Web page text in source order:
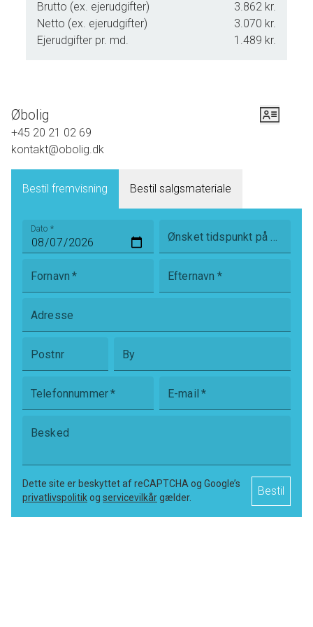
aktivitetshuse, fra byggemarked til specialbutikker, fra
grillen på havnen til gourmet-restauranter.
På Ærø har det kommunalt været en hjertesag, at
man skruer tiden tilbage til dét Danmark, der var engang,
dengang hver by havde sit eget handelsliv, kulturliv, så vil
man se, at det engang var normen, at 'alt' var indenfor
rækkevidde. Sådan er ø-livet stadig i dag - et samfund, der
på trods af sin lidenhed, udgør et helt univers.
Og det er derfor, at vi siger, at 'Drømmen er på en ø'!
Brutto (ex. ejerudgifter)
3.862 kr.
Netto (ex. ejerudgifter)
3.070 kr.
Ejerudgifter pr. md.
1.489 kr.
Øbolig
+45 20 21 02 69
kontakt@obolig.dk
Bestil fremvisning Bestil salgsmateriale
Dato *
Ønsket tidspunkt på dagen
Fornavn * Efternavn *
Adresse
Postnr By
Telefonnummer* E-mail *
Besked
Dette site er beskyttet af reCAPTCHA og Google’s
privatlivspolitikog servicevilkårgælder. Bestil